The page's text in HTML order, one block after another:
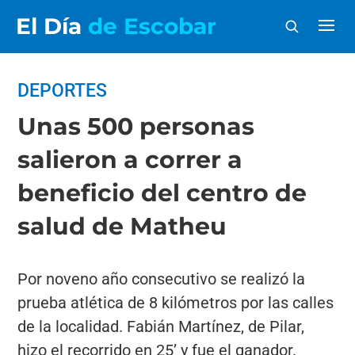
El Día de Escobar
DEPORTES
Unas 500 personas
salieron a correr a
beneficio del centro de
salud de Matheu
Por noveno año consecutivo se realizó la
prueba atlética de 8 kilómetros por las calles
de la localidad. Fabián Martínez, de Pilar,
hizo el recorrido en 25’ y fue el ganador.